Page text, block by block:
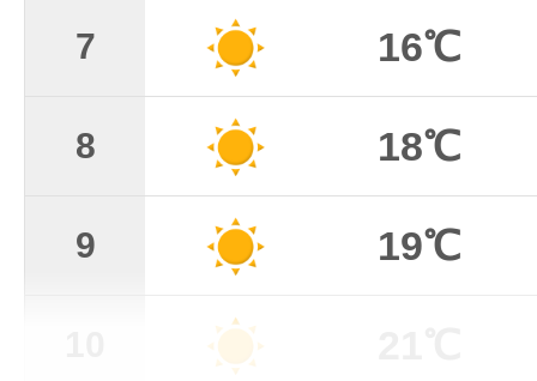
7 16℃
8 18℃
9 19℃